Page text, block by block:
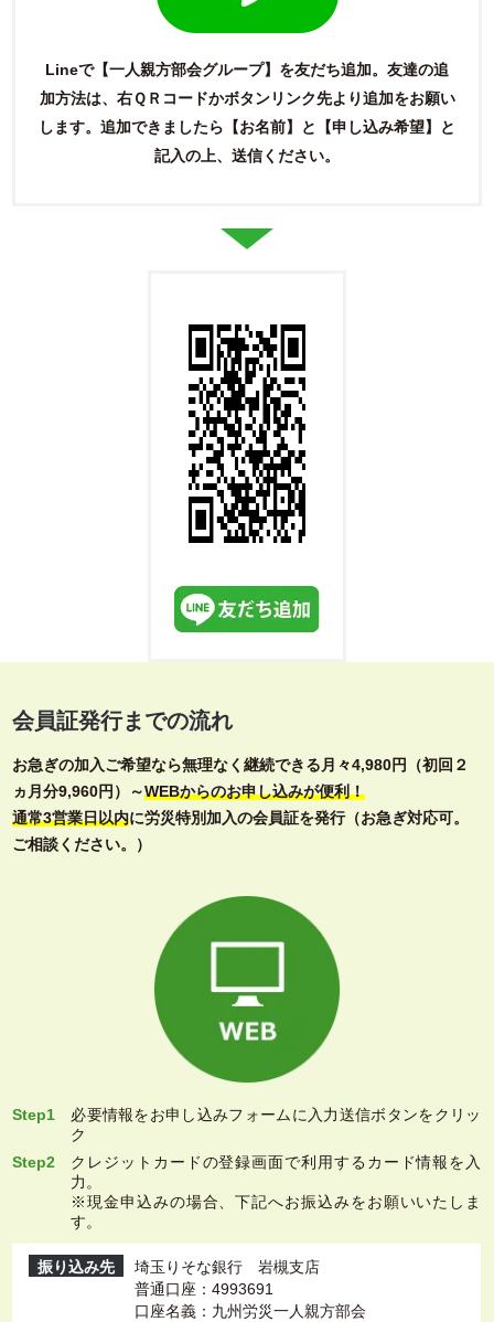
Lineで【一人親方部会グループ】を友だち追加。友達の追
加方法は、右ＱＲコードかボタンリンク先より追加をお願い
します。 追加できましたら【お名前】と【申し込み希望】と
記入の上、送信ください。
会員証発行までの流れ
お急ぎの加入ご希望なら無理なく継続できる月々4,980円（初回２
ヵ月分9,960円）～WEBからのお申し込みが便利！
通常3営業日以内に労災特別加入の会員証を発行（お急ぎ対応可。
ご相談ください。）
Step1
必要情報をお申し込みフォームに入力送信ボタンをクリッ
ク
Step2
クレジットカードの登録画面で利用するカード情報を入
力。
※現金申込みの場合、下記へお振込みをお願いいたしま
す。
振り込み先
埼玉りそな銀行 岩槻支店
普通口座：4993691
口座名義：九州労災一人親方部会